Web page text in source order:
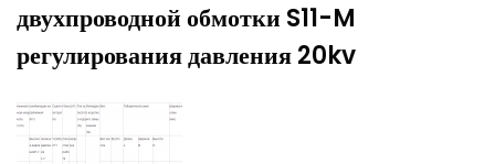
двухпроводной обмотки S11-M
регулирования давления 20kv